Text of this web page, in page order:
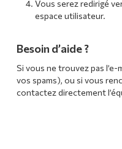
Vous serez redirigé
espace utilisateur.
Besoin d’aide ?
Si vous ne trouvez pas
vos spams), ou si vous
contactez directement